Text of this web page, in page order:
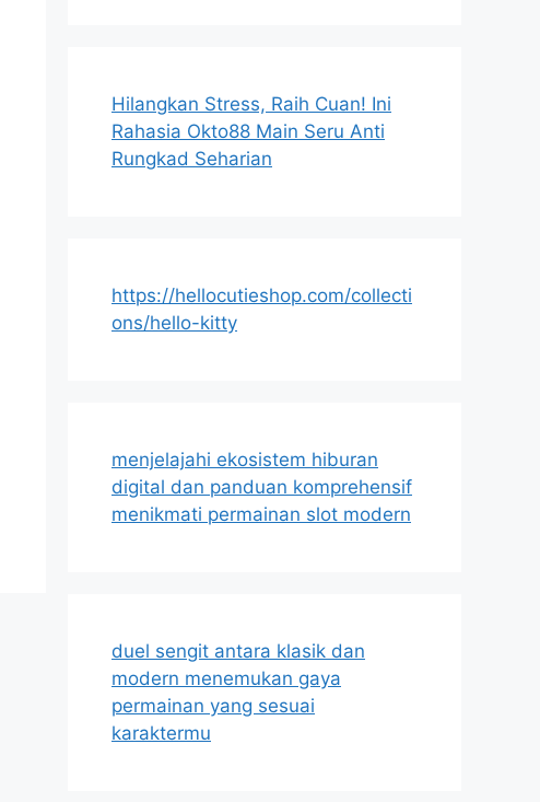
Hilangkan Stress, Raih Cuan! Ini
Rahasia Okto88 Main Seru Anti
Rungkad Seharian
https://hellocutieshop.com/collecti
ons/hello-kitty
menjelajahi ekosistem hiburan
digital dan panduan komprehensif
menikmati permainan slot modern
duel sengit antara klasik dan
modern menemukan gaya
permainan yang sesuai
karaktermu